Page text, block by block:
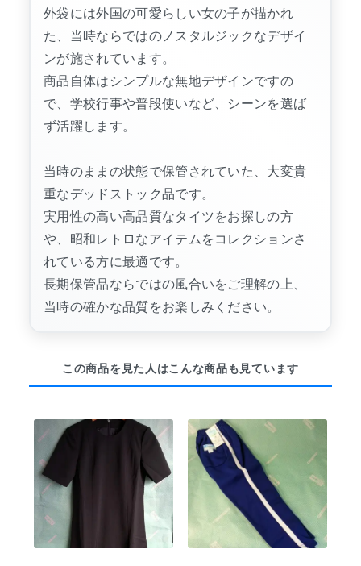
外袋には外国の可愛らしい女の子が描かれ
た、当時ならではのノスタルジックなデザイ
ンが施されています。
商品自体はシンプルな無地デザインですの
で、学校行事や普段使いなど、シーンを選ば
ず活躍します。
当時のままの状態で保管されていた、大変貴
重なデッドストック品です。
実用性の高い高品質なタイツをお探しの方
や、昭和レトロなアイテムをコレクションさ
れている方に最適です。
長期保管品ならではの風合いをご理解の上、
当時の確かな品質をお楽しみください。
この商品を見た人はこんな商品も見ています